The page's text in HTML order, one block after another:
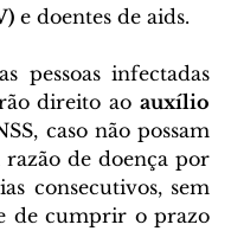
e doentes de aids.
pessoas infectadas
direito ao auxílio
caso não possam
de doença por
consecutivos, sem
de cumprir o prazo